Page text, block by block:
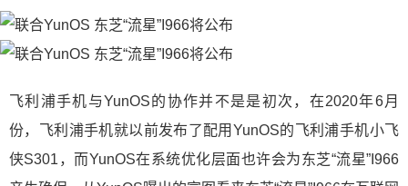
飞利浦手机与YunOS的协作并不是是初次，在2020年6月
份，飞利浦手机就以前发布了配用YunOS的飞利浦手机小飞
侠S301，而YunOS在系统优化层面也许会为东芝“流星”I966